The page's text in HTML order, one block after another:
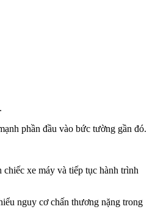
phần đầu vào bức tường gần đó.
xe máy và tiếp tục hành trình
nguy cơ chấn thương nặng trong